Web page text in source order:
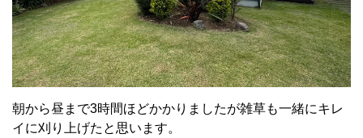
朝から昼まで3時間ほどかかりましたが雑草も一緒にキレ
イに刈り上げたと思います。